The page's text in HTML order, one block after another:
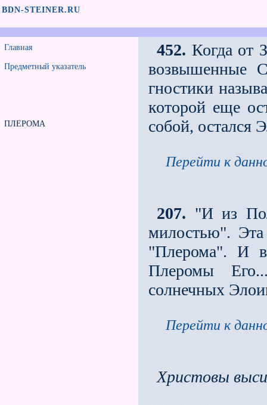
BDN-STEINER.RU
Главная
Предметный указатель
ПЛЕРОМА
452. Когда от
возвышенные
гностики
которой еще
собой, остался
Перейти к
207. "И из
милостью". Эта
"Плерома". И
Плеромы
солнечных
Перейти к
Христовы выси